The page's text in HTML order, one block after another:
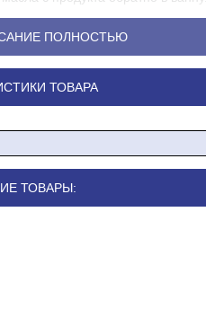
ПОЛНОСТЬЮ
ТОВАРА
ТОВАРЫ: